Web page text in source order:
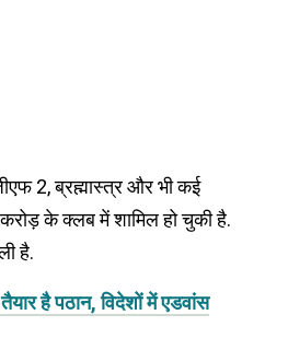
2, ब्रह्मास्त्र और भी कई
के क्लब में शामिल हो चुकी है.
है.
है पठान, विदेशों में एडवांस